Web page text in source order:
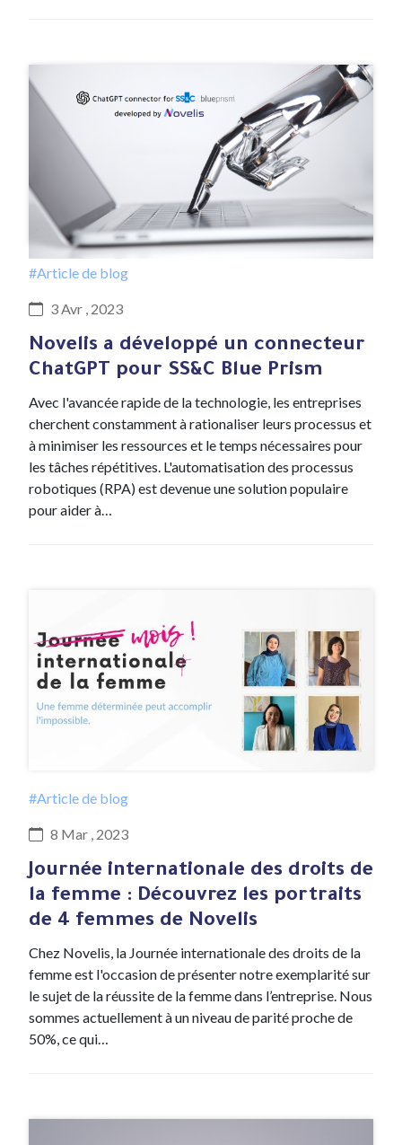
#Article de blog
3 Avr , 2023
Novelis a développé un connecteur
ChatGPT pour SS&C Blue Prism
Avec l'avancée rapide de la technologie, les entreprises
cherchent constamment à rationaliser leurs processus et
à minimiser les ressources et le temps nécessaires pour
les tâches répétitives. L'automatisation des processus
robotiques (RPA) est devenue une solution populaire
pour aider à…
#Article de blog
8 Mar , 2023
Journée internationale des droits de
la femme : Découvrez les portraits
de 4 femmes de Novelis
Chez Novelis, la Journée internationale des droits de la
femme est l'occasion de présenter notre exemplarité sur
le sujet de la réussite de la femme dans l’entreprise. Nous
sommes actuellement à un niveau de parité proche de
50%, ce qui…